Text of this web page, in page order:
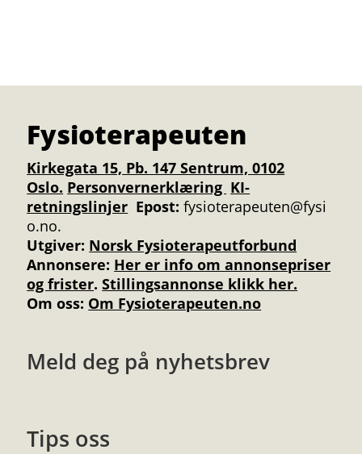
Fysioterapeuten
Kirkegata 15, Pb. 147 Sentrum, 0102
Oslo. Personvernerklæring KI-
retningslinjer Epost: fysioterapeuten@fysi
o.no.
Utgiver: Norsk Fysioterapeutforbund
Annonsere: Her er info om annonsepriser
og frister.Stillingsannonse klikk her.
Om oss: Om Fysioterapeuten.no
Meld deg på nyhetsbrev
Tips oss